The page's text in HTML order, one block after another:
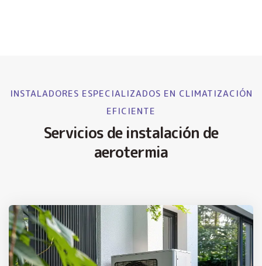
INSTALADORES ESPECIALIZADOS EN CLIMATIZACIÓN
EFICIENTE
Servicios de instalación de
aerotermia